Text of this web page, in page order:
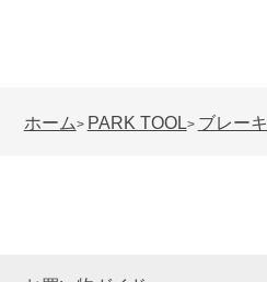
ホーム> PARK TOOL> ブレーキ